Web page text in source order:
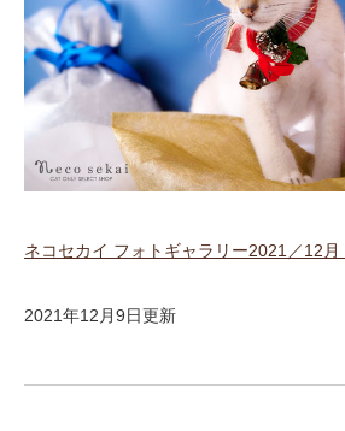
ネコセカイ フォトギャラリー2021／12月
2021年12月9日更新